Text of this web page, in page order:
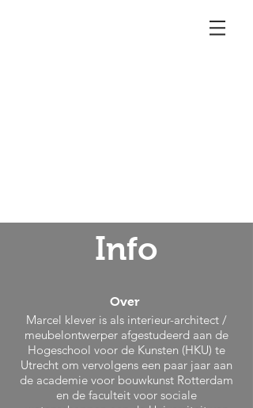
Info
Over
Marcel klever is als interieur-architect /
meubelontwerper afgestudeerd aan de
Hogeschool voor de Kunsten (HKU) te
Utrecht om vervolgens een paar jaar aan
de academie voor bouwkunst Rotterdam
en de faculteit voor sociale